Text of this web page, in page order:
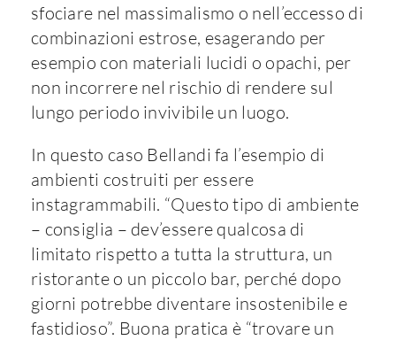
sfociare nel massimalismo o nell’eccesso di
combinazioni estrose, esagerando per
esempio con materiali lucidi o opachi, per
non incorrere nel rischio di rendere sul
lungo periodo invivibile un luogo.
In questo caso Bellandi fa l’esempio di
ambienti costruiti per essere
instagrammabili. “Questo tipo di ambiente
– consiglia – dev’essere qualcosa di
limitato rispetto a tutta la struttura, un
ristorante o un piccolo bar, perché dopo
giorni potrebbe diventare insostenibile e
fastidioso”. Buona pratica è “trovare un